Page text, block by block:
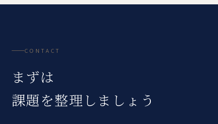
CONTACT
まずは
課題を整理しましょう